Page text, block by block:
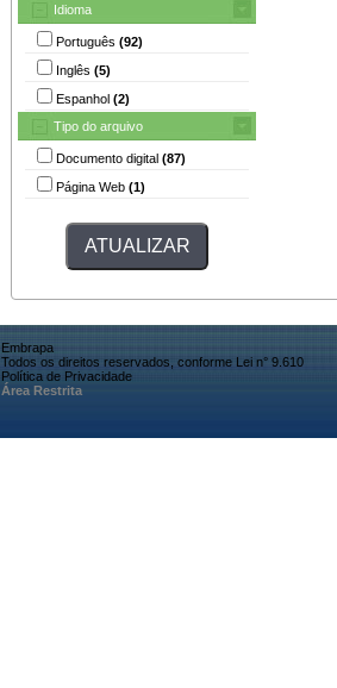
Idioma
Português (92)
Inglês (5)
Espanhol (2)
Tipo do arquivo
Documento digital (87)
Página Web (1)
Embrapa
Todos os direitos reservados, conforme Lei n° 9.610
Política de Privacidade
Área Restrita